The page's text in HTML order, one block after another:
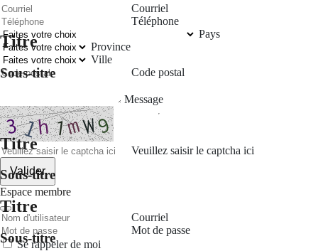
Titre
Sous-titre
Titre
Sous-titre
Titre
Sous-titre
Courriel
Téléphone
Pays
Province
Ville
Code postal
Message
Veuillez saisir le captcha ici
Valider
Espace membre
Courriel
Mot de passe
Se rappeler de moi